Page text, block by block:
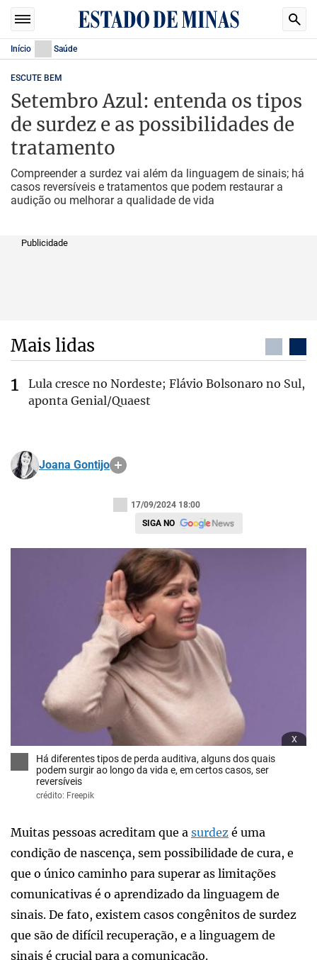
Início Saúde
ESCUTE BEM
Setembro Azul: entenda os tipos
de surdez e as possibilidades de
tratamento
Compreender a surdez vai além da linguagem de sinais; há
casos reversíveis e tratamentos que podem restaurar a
audição ou melhorar a qualidade de vida
Publicidade
Mais lidas
Lula cresce no Nordeste; Flávio Bolsonaro no Sul,
aponta Genial/Quaest
Joana Gontijo
17/09/2024 18:00
SIGA NO
x
Há diferentes tipos de perda auditiva, alguns dos quais
podem surgir ao longo da vida e, em certos casos, ser
reversíveis
crédito: Freepik
Muitas pessoas acreditam que a surdez é uma
condição de nascença, sem possibilidade de cura, e
que o único caminho para superar as limitações
comunicativas é o aprendizado da linguagem de
sinais. De fato, existem casos congênitos de surdez
que são de difícil recuperação, e a linguagem de
sinais é crucial para a comunicação.